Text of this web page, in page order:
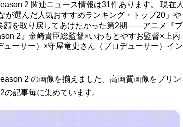
FOLLOW US
2 関連ニュース情報は31件あります。 現在人
が選んだ人気おすすめランキング・トップ20」や
顔を取り戻してあげたかった第2期――アニメ『プ
2』金崎貴臣総監督×いわもとやすお監督×上内
ーサー）×守屋竜史さん（プロデューサー）イン
2 の画像を揃えました。高画質画像をプリン
記事毎に集めています。